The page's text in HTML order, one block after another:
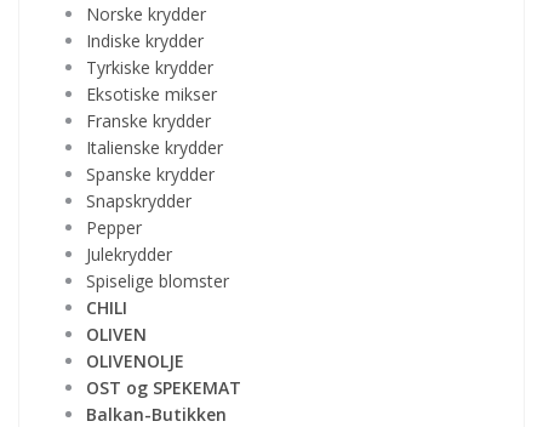
Norske krydder
Indiske krydder
Tyrkiske krydder
Eksotiske mikser
Franske krydder
Italienske krydder
Spanske krydder
Snapskrydder
Pepper
Julekrydder
Spiselige blomster
CHILI
OLIVEN
OLIVENOLJE
OST og SPEKEMAT
Balkan-Butikken